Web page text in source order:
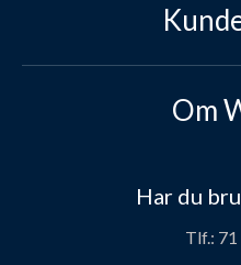
Om
Har du
Tlf.: 71